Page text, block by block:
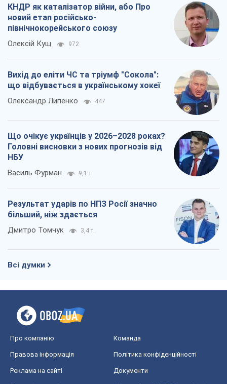
КНДР як каталізатор війни, або Про
новий етап російсько-
північнокорейського союзу
Олексій Кущ 972
Вихід до еліти ЧС та тріумф "Сокола":
що відбувається в українському хокеї
Олександр Липенко 447
Що очікує українців у 2026–2028 роках?
Головні висновки з нових прогнозів від
НБУ
Василь Фурман 9,1 т.
Результат ударів по НПЗ Росії значно
більший, ніж здається
Дмитро Томчук 3,4 т.
Всі думки
Про компанію Команда
Правова інформація Політика конфіденційності
Реклама на сайті Документи